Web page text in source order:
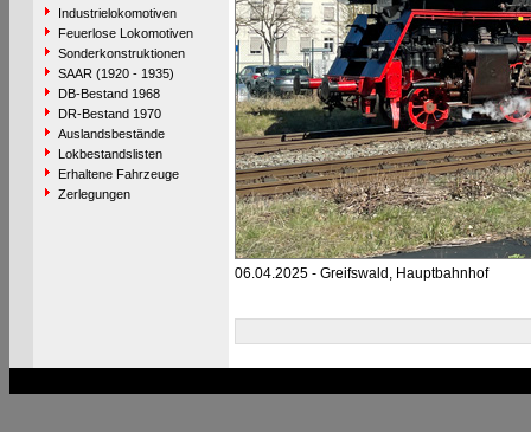
Industrielokomotiven
Feuerlose Lokomotiven
Sonderkonstruktionen
SAAR (1920 - 1935)
DB-Bestand 1968
DR-Bestand 1970
Auslandsbestände
Lokbestandslisten
Erhaltene Fahrzeuge
Zerlegungen
06.04.2025 - Greifswald, Hauptbahnhof